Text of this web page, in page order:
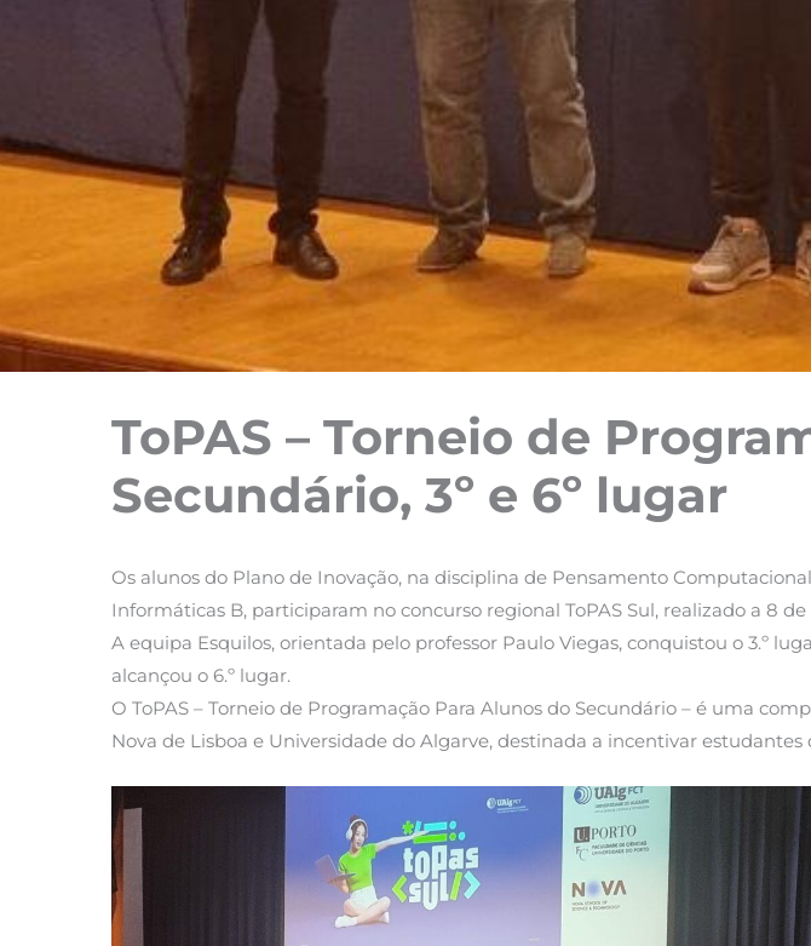
ToPAS – Torneio de
Secundário, 3º e 6º lugar
Os alunos do Plano de Inovação, na disciplina de Pensamento
Informáticas B, participaram no concurso regional ToPAS Sul, realizado a 8
A equipa Esquilos, orientada pelo professor Paulo Viegas, conquistou o 3.º
alcançou o 6.º lugar.
O ToPAS – Torneio de Programação Para Alunos do Secundário – é uma
Nova de Lisboa e Universidade do Algarve, destinada a incentivar